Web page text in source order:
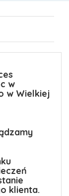
w
w Wielkiej
klienta.